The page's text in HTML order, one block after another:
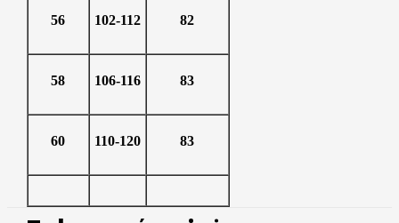
56 102-112 82
58 106-116 83
60 110-120 83